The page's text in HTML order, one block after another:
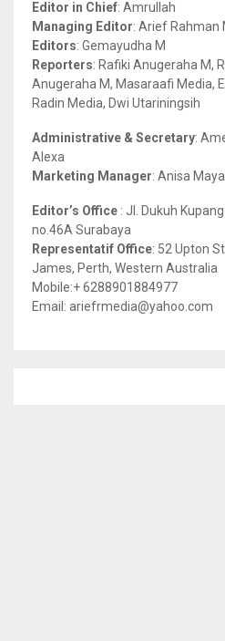
r
:
Editor in Chief: Amrullah
Managing Editor: Arief Rahman
Editors: Gemayudha M
Reporters: Rafiki Anugeraha M,
Anugeraha M, Masaraafi Media,
Radin Media, Dwi Utariningsih
Administrative & Secretary:
Alexa
Marketing Manager: Anisa
Editor’s Office : Jl. Dukuh Kupang
no.46A Surabaya
Representatif Office: 52 Upton
James, Perth, Western Australia
Mobile:+ 6288901884977
Email: ariefrmedia@yahoo.com